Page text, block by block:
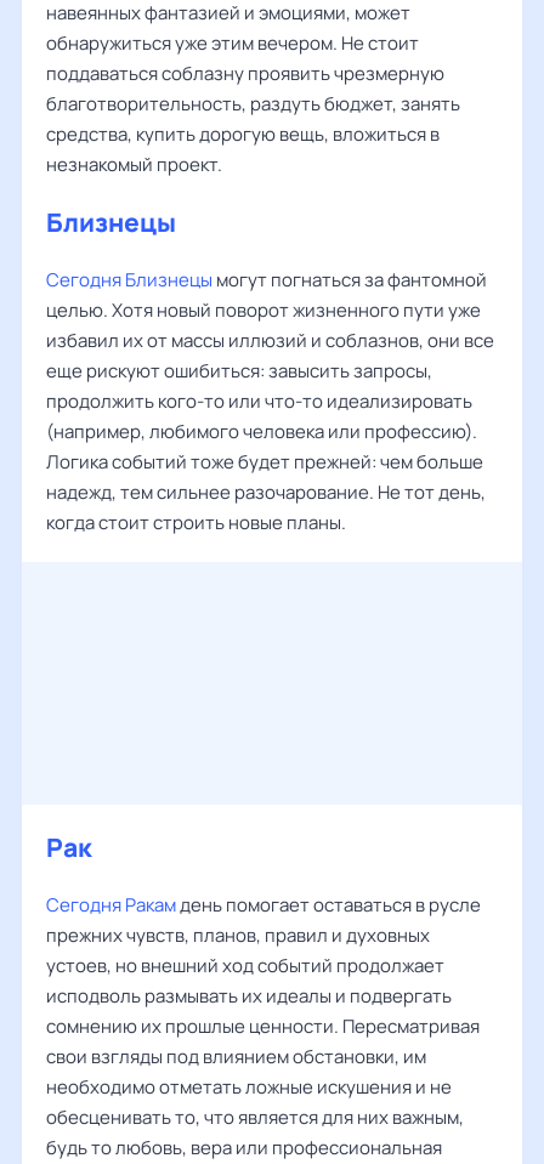
навеянных фантазией и эмоциями, может
обнаружиться уже этим вечером. Не стоит
поддаваться соблазну проявить чрезмерную
благотворительность, раздуть бюджет, занять
средства, купить дорогую вещь, вложиться в
незнакомый проект.
Близнецы
Сегодня Близнецы могут погнаться за фантомной
целью. Хотя новый поворот жизненного пути уже
избавил их от массы иллюзий и соблазнов, они все
еще рискуют ошибиться: завысить запросы,
продолжить кого-то или что-то идеализировать
(например, любимого человека или профессию).
Логика событий тоже будет прежней: чем больше
надежд, тем сильнее разочарование. Не тот день,
когда стоит строить новые планы.
Рак
Сегодня Ракамдень помогает оставаться в русле
прежних чувств, планов, правил и духовных
устоев, но внешний ход событий продолжает
исподволь размывать их идеалы и подвергать
сомнению их прошлые ценности. Пересматривая
свои взгляды под влиянием обстановки, им
необходимо отметать ложные искушения и не
обесценивать то, что является для них важным,
будь то любовь, вера или профессиональная